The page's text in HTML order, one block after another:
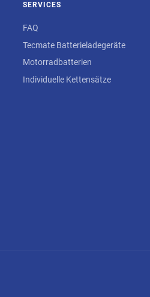
SERVICES
FAQ
Tecmate Batterieladegeräte
Motorradbatterien
Individuelle Kettensätze